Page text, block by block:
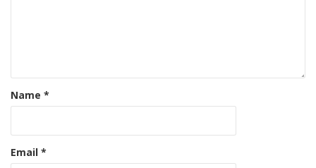
Name *
Email *